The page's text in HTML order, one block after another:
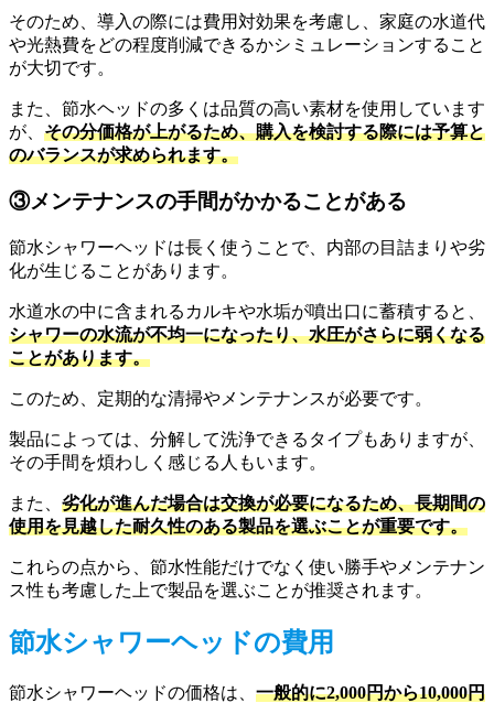
そのため、導入の際には費用対効果を考慮し、家庭の水道代
や光熱費をどの程度削減できるかシミュレーションすること
が大切です。
また、節水ヘッドの多くは品質の高い素材を使用しています
が、 その分価格が上がるため、購入を検討する際には予算と
のバランスが求められます。
③メンテナンスの手間がかかることがある
節水シャワーヘッドは長く使うことで、内部の目詰まりや劣
化が生じることがあります。
水道水の中に含まれるカルキや水垢が噴出口に蓄積すると、
シャワーの水流が不均一になったり、水圧がさらに弱くなる
ことがあります。
このため、定期的な清掃やメンテナンスが必要です。
製品によっては、分解して洗浄できるタイプもありますが、
その手間を煩わしく感じる人もいます。
また、 劣化が進んだ場合は交換が必要になるため、長期間の
使用を見越した耐久性のある製品を選ぶことが重要です。
これらの点から、節水性能だけでなく使い勝手やメンテナン
ス性も考慮した上で製品を選ぶことが推奨されます。
節水シャワーヘッドの費用
節水シャワーヘッドの価格は、 一般的に2,000円から10,000円